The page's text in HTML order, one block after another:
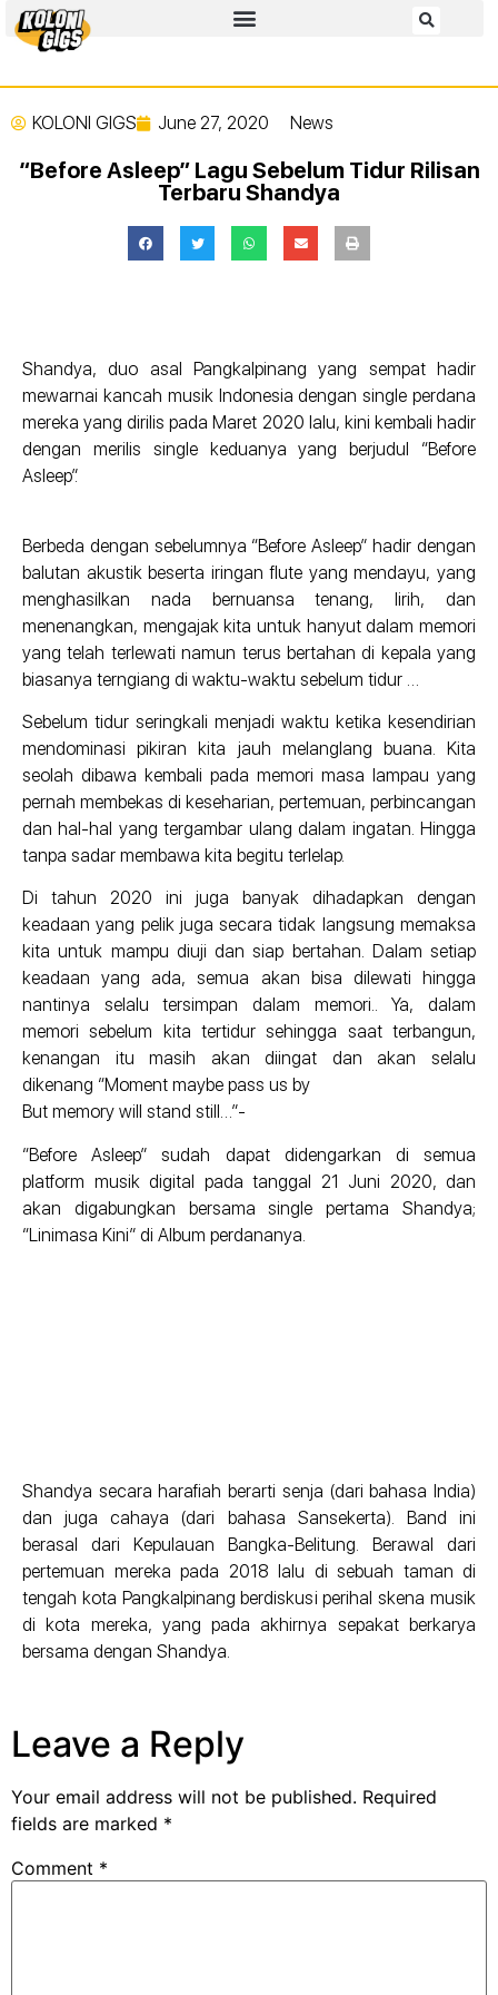
KOLONI GIGS June 27, 2020 News
“Before Asleep” Lagu Sebelum Tidur Rilisan
Terbaru Shandya
Shandya, duo asal Pangkalpinang yang sempat hadir
mewarnai kancah musik Indonesia dengan single perdana
mereka yang dirilis pada Maret 2020 lalu, kini kembali hadir
dengan merilis single keduanya yang berjudul “Before
Asleep”.
Berbeda dengan sebelumnya “Before Asleep” hadir dengan
balutan akustik beserta iringan flute yang mendayu, yang
menghasilkan nada bernuansa tenang, lirih, dan
menenangkan, mengajak kita untuk hanyut dalam memori
yang telah terlewati namun terus bertahan di kepala yang
biasanya terngiang di waktu-waktu sebelum tidur …
Sebelum tidur seringkali menjadi waktu ketika kesendirian
mendominasi pikiran kita jauh melanglang buana. Kita
seolah dibawa kembali pada memori masa lampau yang
pernah membekas di keseharian, pertemuan, perbincangan
dan hal-hal yang tergambar ulang dalam ingatan. Hingga
tanpa sadar membawa kita begitu terlelap.
Di tahun 2020 ini juga banyak dihadapkan dengan
keadaan yang pelik juga secara tidak langsung memaksa
kita untuk mampu diuji dan siap bertahan. Dalam setiap
keadaan yang ada, semua akan bisa dilewati hingga
nantinya selalu tersimpan dalam memori.. Ya, dalam
memori sebelum kita tertidur sehingga saat terbangun,
kenangan itu masih akan diingat dan akan selalu
dikenang “Moment maybe pass us by
But memory will stand still…”-
“Before Asleep” sudah dapat didengarkan di semua
platform musik digital pada tanggal 21 Juni 2020, dan
akan digabungkan bersama single pertama Shandya;
“Linimasa Kini” di Album perdananya.
Shandya secara harafiah berarti senja (dari bahasa India)
dan juga cahaya (dari bahasa Sansekerta). Band ini
berasal dari Kepulauan Bangka-Belitung. Berawal dari
pertemuan mereka pada 2018 lalu di sebuah taman di
tengah kota Pangkalpinang berdiskusi perihal skena musik
di kota mereka, yang pada akhirnya sepakat berkarya
bersama dengan Shandya.
Leave a Reply
Your email address will not be published. Required
fields are marked *
Comment *